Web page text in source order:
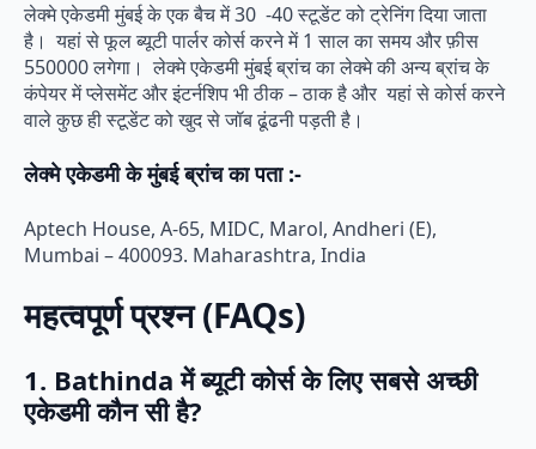
लेक्मे एकेडमी मुंबई के एक बैच में 30 -40 स्टूडेंट को ट्रेनिंग दिया जाता
है। यहां से फूल ब्यूटी पार्लर कोर्स करने में 1 साल का समय और फ़ीस
550000 लगेगा। लेक्मे एकेडमी मुंबई ब्रांच का लेक्मे की अन्य ब्रांच के
कंपेयर में प्लेसमेंट और इंटर्नशिप भी ठीक – ठाक है और यहां से कोर्स करने
वाले कुछ ही स्टूडेंट को खुद से जॉब ढूंढनी पड़ती है।
लेक्मे एकेडमी के मुंबई ब्रांच का पता :-
Aptech House, A-65, MIDC, Marol, Andheri (E),
Mumbai – 400093. Maharashtra, India
महत्वपूर्ण प्रश्न (FAQs)
1. Bathinda में ब्यूटी कोर्स के लिए सबसे अच्छी
एकेडमी कौन सी है?